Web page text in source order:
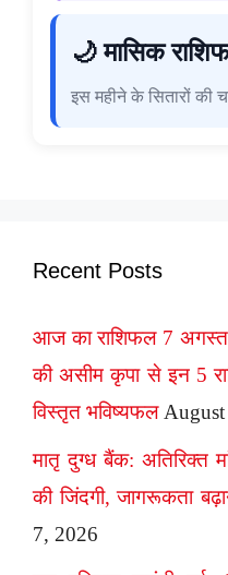
🌙 मासिक
इस महीने के सितारों की
Recent Posts
आज का राशिफल 7 अगस्त
की असीम कृपा से इन 5
विस्तृत भविष्यफल
मातृ दुग्ध बैंक: अतिरिक्त
की जिंदगी, जागरूकता
7, 2026